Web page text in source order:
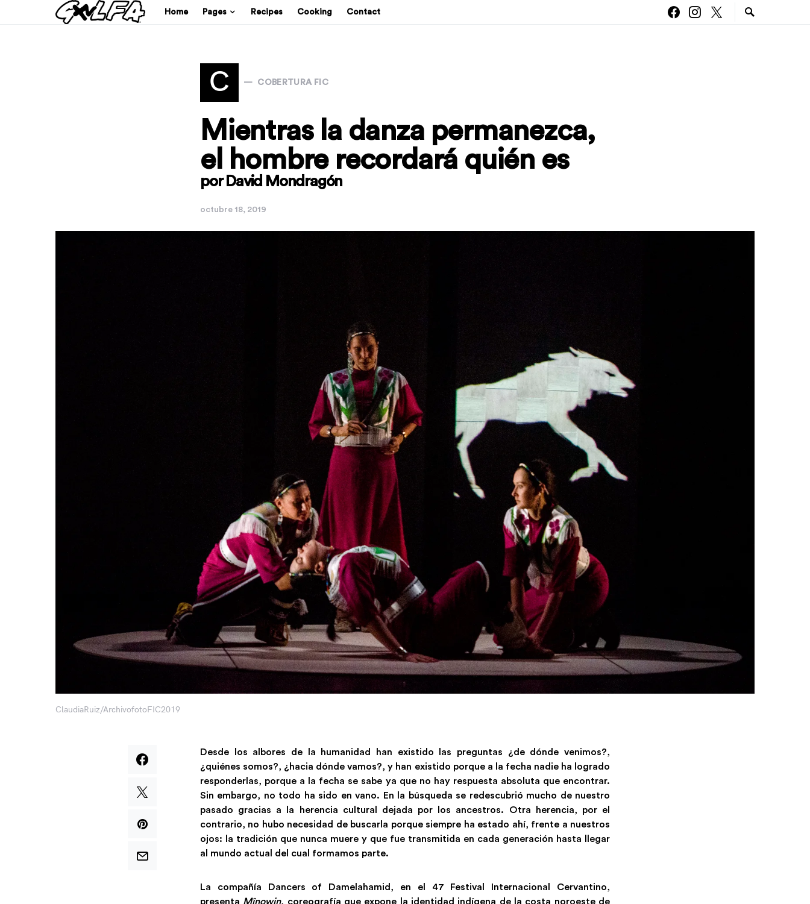
Home Pages Recipes Cooking Contact
C COBERTURA FIC
Mientras la danza permanezca,
el hombre recordará quién es
por David Mondragón
octubre 18, 2019
ClaudiaRuiz/ArchivofotoFIC2019
Desde los albores de la humanidad han existido las preguntas ¿de dónde venimos?,
¿quiénes somos?, ¿hacia dónde vamos?, y han existido porque a la fecha nadie ha logrado
responderlas, porque a la fecha se sabe ya que no hay respuesta absoluta que encontrar.
Sin embargo, no todo ha sido en vano. En la búsqueda se redescubrió mucho de nuestro
pasado gracias a la herencia cultural dejada por los ancestros. Otra herencia, por el
contrario, no hubo necesidad de buscarla porque siempre ha estado ahí, frente a nuestros
ojos: la tradición que nunca muere y que fue transmitida en cada generación hasta llegar
al mundo actual del cual formamos parte.
La compañía Dancers of Damelahamid, en el 47 Festival Internacional Cervantino,
presenta Mînowin, coreografía que expone la identidad indígena de la costa noroeste de